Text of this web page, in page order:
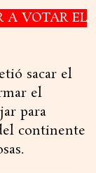
A VOTAR EL
sacar el
el
para
continente